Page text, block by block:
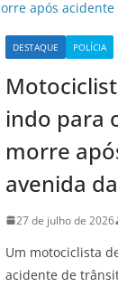
DESTAQUE POLÍCIA
indo para
morre
avenida
27 de julho de 2026
Um motociclista
acidente de